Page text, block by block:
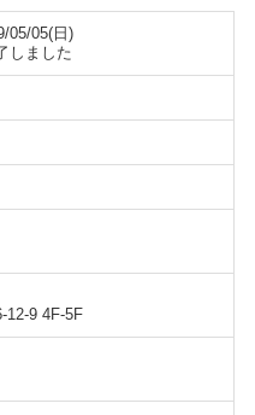
05/05(日)
しました
12-9 4F-5F